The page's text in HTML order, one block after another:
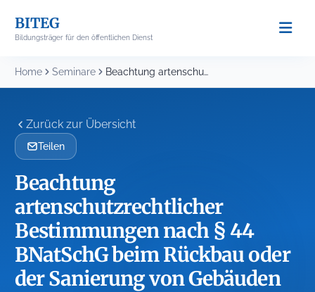
content
BITEG
Bildungsträger für den öffentlichen Dienst
Home Seminare Beachtung artenschutzrechtlicher Bestimmungen nach § 44 BNatSchG beim...
Zurück zur Übersicht
Teilen
Beachtung
artenschutzrechtlicher
Bestimmungen nach § 44
BNatSchG beim Rückbau oder
der Sanierung von Gebäuden